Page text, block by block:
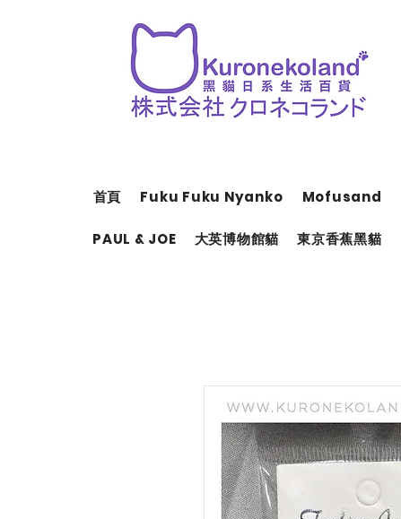
首頁 Fuku Fuku Nyanko Mofusand
PAUL & JOE 大英博物館貓 東京香蕉黑貓